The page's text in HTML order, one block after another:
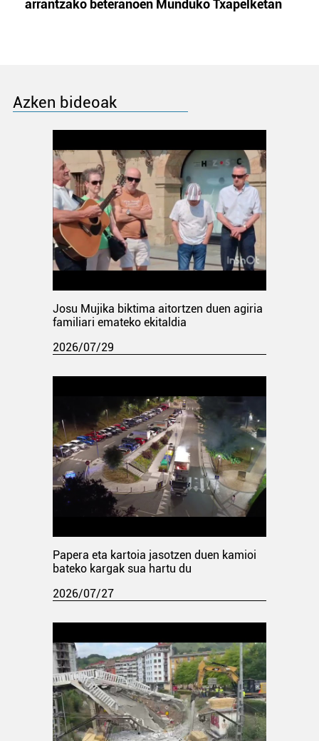
arrantzako beteranoen Munduko Txapelketan
Azken bideoak
Josu Mujika biktima aitortzen duen agiria
familiari emateko ekitaldia
2026/07/29
Papera eta kartoia jasotzen duen kamioi
bateko kargak sua hartu du
2026/07/27